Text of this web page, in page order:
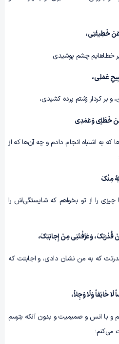
خَطِیئَتِی،
بر خطاهایم چشم پوشیدی
عَمَلِی،
بر کردار زشتم پرده کشیدی،
خَطَإی وَعَمْدِی
که به اشتباه انجام دادم و چه آن‌ها که از
مِنْکَ
را از تو بخواهم که شایستگی‌اش را
قُدْرَتِکَ، وَعَرَّفْتَنِی مِنْ إِجابَتِکَ،
که به من نشان دادی، و اجابتت که
خَائِفاً وَلَا وَجِلاً،
و با انس و صمیمیت و بدون آنکه بترسم
می‌کنم؛